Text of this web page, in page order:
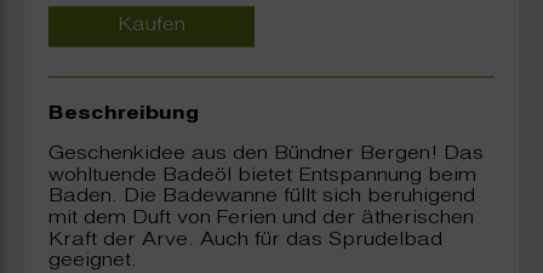
Kaufen
Beschreibung
Geschenkidee aus den Bündner Bergen! Das
wohltuende Badeöl bietet Entspannung beim
Baden. Die Badewanne füllt sich beruhigend
mit dem Duft von Ferien und der ätherischen
Kraft der Arve. Auch für das Sprudelbad
geeignet.